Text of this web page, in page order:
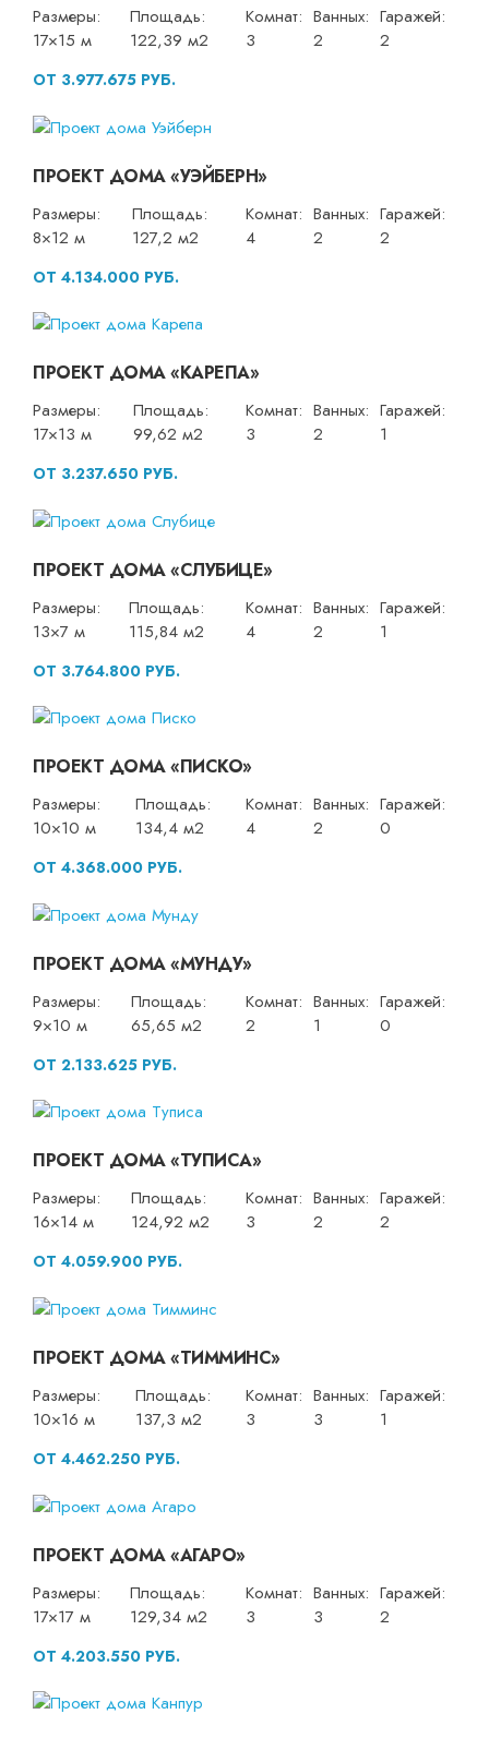
Размеры:
17×15 м
Площадь:
122,39 м2
Комнат:
3
Ванных:
2
Гаражей:
2
ОТ 3.977.675 РУБ.
ПРОЕКТ ДОМА «УЭЙБЕРН»
Размеры:
8×12 м
Площадь:
127,2 м2
Комнат:
4
Ванных:
2
Гаражей:
2
ОТ 4.134.000 РУБ.
ПРОЕКТ ДОМА «КАРЕПА»
Размеры:
17×13 м
Площадь:
99,62 м2
Комнат:
3
Ванных:
2
Гаражей:
1
ОТ 3.237.650 РУБ.
ПРОЕКТ ДОМА «СЛУБИЦЕ»
Размеры:
13×7 м
Площадь:
115,84 м2
Комнат:
4
Ванных:
2
Гаражей:
1
ОТ 3.764.800 РУБ.
ПРОЕКТ ДОМА «ПИСКО»
Размеры:
10×10 м
Площадь:
134,4 м2
Комнат:
4
Ванных:
2
Гаражей:
0
ОТ 4.368.000 РУБ.
ПРОЕКТ ДОМА «МУНДУ»
Размеры:
9×10 м
Площадь:
65,65 м2
Комнат:
2
Ванных:
1
Гаражей:
0
ОТ 2.133.625 РУБ.
ПРОЕКТ ДОМА «ТУПИСА»
Размеры:
16×14 м
Площадь:
124,92 м2
Комнат:
3
Ванных:
2
Гаражей:
2
ОТ 4.059.900 РУБ.
ПРОЕКТ ДОМА «ТИММИНС»
Размеры:
10×16 м
Площадь:
137,3 м2
Комнат:
3
Ванных:
3
Гаражей:
1
ОТ 4.462.250 РУБ.
ПРОЕКТ ДОМА «АГАРО»
Размеры:
17×17 м
Площадь:
129,34 м2
Комнат:
3
Ванных:
3
Гаражей:
2
ОТ 4.203.550 РУБ.